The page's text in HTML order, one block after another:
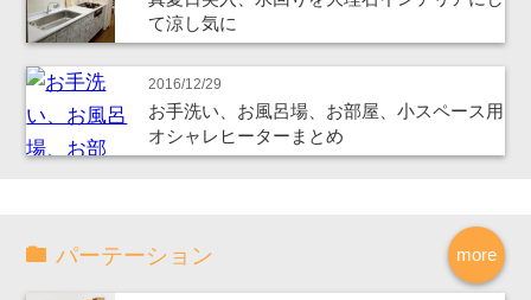
て涼し気に
2016/12/29
お手洗い、お風呂場、お部屋、小スペース用
オシャレヒーターまとめ
more
パーテーション